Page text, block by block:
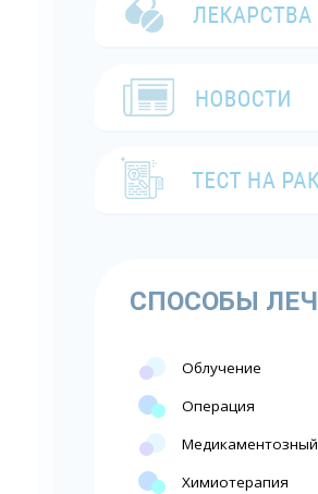
СПОСОБЫ
Облучение
Операция
Медикаментозный
Химиотерапия